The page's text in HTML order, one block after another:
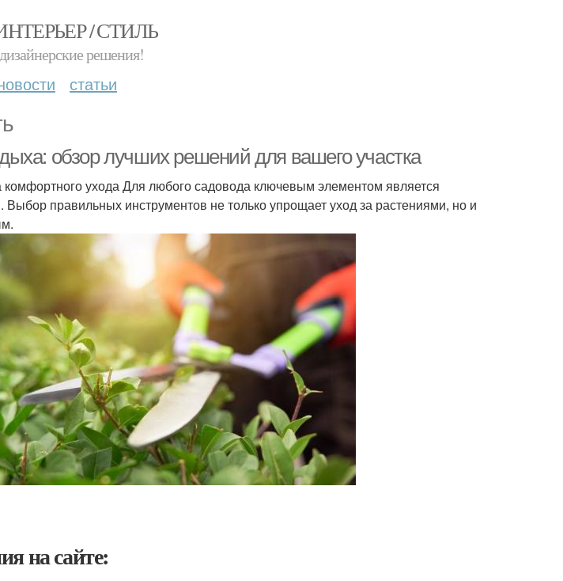
/ СТИЛЬ
решения!
статьи
обзор лучших решений для вашего участка
ухода Для любого садовода ключевым элементом является
Выбор правильных инструментов не только упрощает уход за растениями, но и
на сайте: